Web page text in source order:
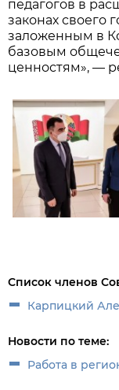
педагогов в
законах своего
заложенным в
базовым
ценностям», —
Список членов
Карпицкий
Новости по теме:
Работа в